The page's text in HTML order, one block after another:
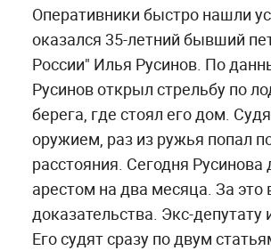
Оперативники быстро нашли
оказался 35-летний бывший
России" Илья Русинов. По
Русинов открыл стрельбу по
берега, где стоял его дом.
оружием, раз из ружья попал
расстояния. Сегодня
арестом на два месяца. За
доказательства. Экс-
Его судят сразу по двум